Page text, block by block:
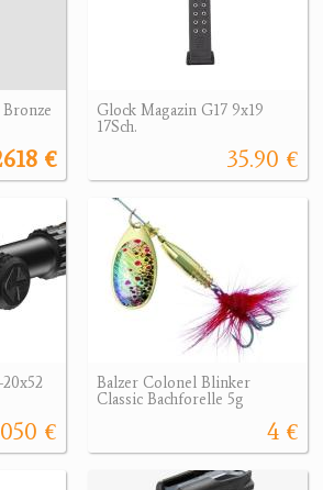
€
Glock Magazin G17 9x19
17Sch.
35.90 €
€
Balzer Colonel Blinker
Classic Bachforelle 5g
4 €